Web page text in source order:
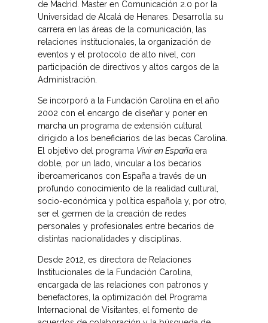
de Madrid. Master en Comunicación 2.0 por la
Universidad de Alcalá de Henares. Desarrolla su
carrera en las áreas de la comunicación, las
relaciones institucionales, la organización de
eventos y el protocolo de alto nivel, con
participación de directivos y altos cargos de la
Administración.
Se incorporó a la Fundación Carolina en el año
2002 con el encargo de diseñar y poner en
marcha un programa de extensión cultural
dirigido a los beneficiarios de las becas Carolina.
El objetivo del programa Vivir en Españaera
doble, por un lado, vincular a los becarios
iberoamericanos con España a través de un
profundo conocimiento de la realidad cultural,
socio-económica y política española y, por otro,
ser el germen de la creación de redes
personales y profesionales entre becarios de
distintas nacionalidades y disciplinas.
Desde 2012, es directora de Relaciones
Institucionales de la Fundación Carolina,
encargada de las relaciones con patronos y
benefactores, la optimización del Programa
Internacional de Visitantes, el fomento de